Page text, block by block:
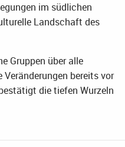
im südlichen
Landschaft des
Gruppen über alle
bereits vor
die tiefen Wurzeln